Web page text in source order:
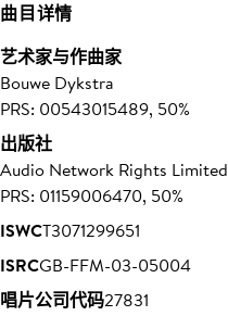
曲目详情
艺术家与作曲家
Bouwe Dykstra
PRS: 00543015489, 50%
出版社
Audio Network Rights Limited
PRS: 01159006470, 50%
ISWCT3071299651
ISRCGB-FFM-03-05004
唱片公司代码27831